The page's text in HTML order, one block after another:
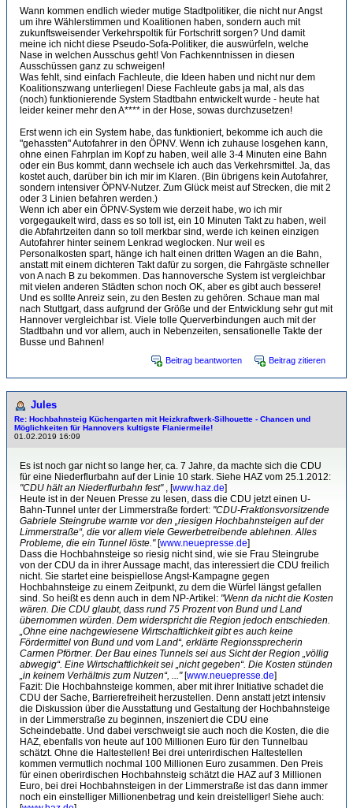
Wann kommen endlich wieder mutige Stadtpolitiker, die nicht nur Angst
um ihre Wählerstimmen und Koalitionen haben, sondern auch mit
zukunftsweisender Verkehrspoltik für Fortschritt sorgen? Und damit
meine ich nicht diese Pseudo-Sofa-Politiker, die auswürfeln, welche
Nase in welchen Ausschus geht! Von Fachkenntnissen in diesen
Ausschüssen ganz zu schweigen!
Was fehlt, sind einfach Fachleute, die Ideen haben und nicht nur dem
Koalitionszwang unterliegen! Diese Fachleute gabs ja mal, als das
(noch) funktionierende System Stadtbahn entwickelt wurde - heute hat
leider keiner mehr den A**** in der Hose, sowas durchzusetzen!
Erst wenn ich ein System habe, das funktioniert, bekomme ich auch die
"gehassten" Autofahrer in den ÖPNV. Wenn ich zuhause losgehen kann,
ohne einen Fahrplan im Kopf zu haben, weil alle 3-4 Minuten eine Bahn
oder ein Bus kommt, dann wechsele ich auch das Verkehrsmittel. Ja, das
kostet auch, darüber bin ich mir im Klaren. (Bin übrigens kein Autofahrer,
sondern intensiver ÖPNV-Nutzer. Zum Glück meist auf Strecken, die mit 2
oder 3 Linien befahren werden.)
Wenn ich aber ein ÖPNV-System wie derzeit habe, wo ich mir
vorgegaukelt wird, dass es so toll ist, ein 10 Minuten Takt zu haben, weil
die Abfahrtzeiten dann so toll merkbar sind, werde ich keinen einzigen
Autofahrer hinter seinem Lenkrad weglocken. Nur weil es
Personalkosten spart, hänge ich halt einen dritten Wagen an die Bahn,
anstatt mit einem dichteren Takt dafür zu sorgen, die Fahrgäste schneller
von A nach B zu bekommen. Das hannoversche System ist vergleichbar
mit vielen anderen Städten schon noch OK, aber es gibt auch bessere!
Und es sollte Anreiz sein, zu den Besten zu gehören. Schaue man mal
nach Stuttgart, dass aufgrund der Größe und der Entwicklung sehr gut mit
Hannover vergleichbar ist. Viele tolle Querverbindungen auch mit der
Stadtbahn und vor allem, auch in Nebenzeiten, sensationelle Takte der
Busse und Bahnen!
Beitrag beantworten Beitrag zitieren
Jules
Re: Hochbahnsteig Küchengarten mit Heizkraftwerk-Sil­hou­et­te - Chancen und
Möglichkeiten für Hannovers kultigste Flaniermeile!
01.02.2019 16:09
Es ist noch gar nicht so lange her, ca. 7 Jahre, da machte sich die CDU
für eine Niederflurbahn auf der Linie 10 stark. Siehe HAZ vom 25.1.2012:
"CDU hält an Niederflurbahn fest", [www.haz.de]
Heute ist in der Neuen Presse zu lesen, dass die CDU jetzt einen U-
Bahn-Tunnel unter der Limmerstraße fordert: "CDU-Fraktionsvorsitzende
Gabriele Steingrube warnte vor den „riesigen Hochbahnsteigen auf der
Limmerstraße“, die vor allem viele Gewerbetreibende ablehnen. Alles
Probleme, die ein Tunnel löste."[www.neuepresse.de]
Dass die Hochbahnsteige so riesig nicht sind, wie sie Frau Steingrube
von der CDU da in ihrer Aussage macht, das interessiert die CDU freilich
nicht. Sie startet eine beispiellose Angst-Kampagne gegen
Hochbahnsteige zu einem Zeitpunkt, zu dem die Würfel längst gefallen
sind. So heißt es denn auch in dem NP-Artikel: "Wenn da nicht die Kosten
wären. Die CDU glaubt, dass rund 75 Prozent von Bund und Land
übernommen würden. Dem widerspricht die Region jedoch entschieden.
„Ohne eine nachgewiesene Wirtschaftlichkeit gibt es auch keine
Fördermittel von Bund und vom Land“, erklärte Regionssprecherin
Carmen Pförtner. Der Bau eines Tunnels sei aus Sicht der Region „völlig
abwegig“. Eine Wirtschaftlichkeit sei „nicht gegeben“. Die Kosten stünden
„in keinem Verhältnis zum Nutzen“, ..."[www.neuepresse.de]
Fazit: Die Hochbahnsteige kommen, aber mit ihrer Initiative schadet die
CDU der Sache, Barrierefreiheit herzustellen. Denn anstatt jetzt intensiv
die Diskussion über die Ausstattung und Gestaltung der Hochbahnsteige
in der Limmerstraße zu beginnen, inszeniert die CDU eine
Scheindebatte. Und dabei verschweigt sie auch noch die Kosten, die die
HAZ, ebenfalls von heute auf 100 Millionen Euro für den Tunnelbau
schätzt. Ohne die Haltestellen! Bei drei unterirdischen Haltestellen
kommen vermutlich nochmal 100 Millionen Euro zusammen. Den Preis
für einen oberirdischen Hochbahnsteig schätzt die HAZ auf 3 Millionen
Euro, bei drei Hochbahnsteigen in der Limmerstraße ist das dann immer
noch ein einstelliger Millionenbetrag und kein dreistelliger! Siehe auch: